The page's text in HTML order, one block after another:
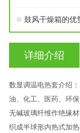
鼓风干燥箱的优
详细介绍
数显调温电热套介绍
油、化工、医药、环
无碱玻璃纤维作绝缘
织成半球形内热式加